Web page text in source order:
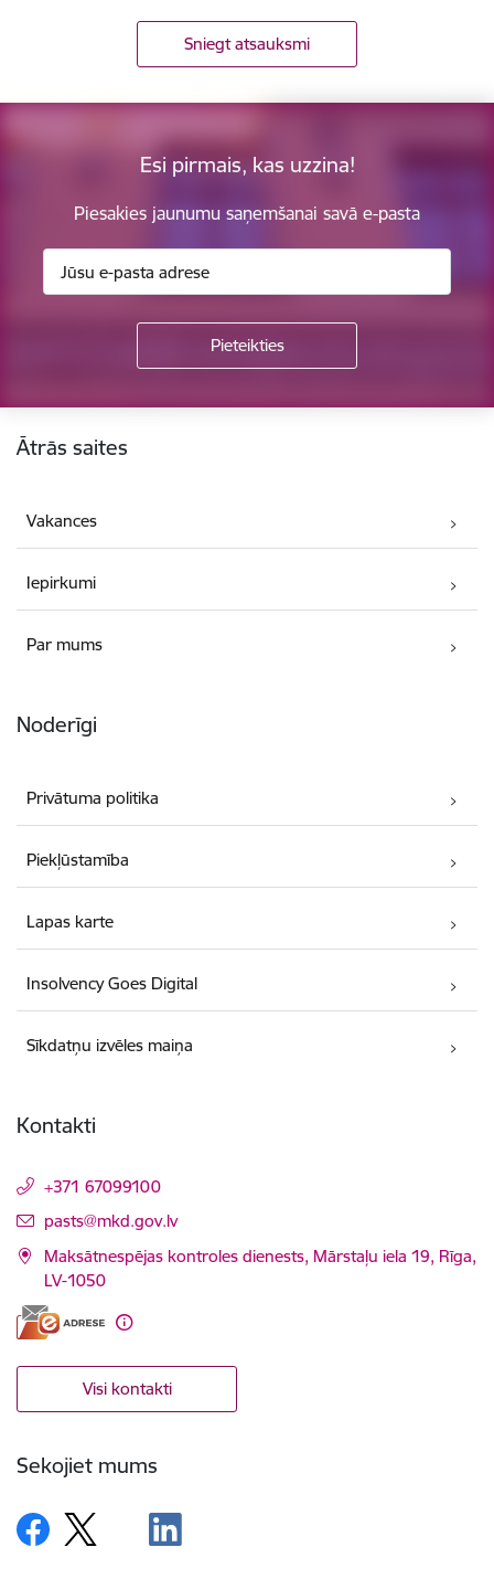
Sniegt atsauksmi
Esi pirmais, kas uzzina!
Piesakies jaunumu saņemšanai savā e-pasta
Ātrās saites
Vakances
Iepirkumi
Par mums
Noderīgi
Privātuma politika
Piekļūstamība
Lapas karte
Insolvency Goes Digital
Sīkdatņu izvēles maiņa
Kontakti
+371 67099100
E-pasts:
pasts@mkd.gov.lv
Maksātnespējas kontroles dienests, Mārstaļu iela 19, Rīga,
LV-1050
Visi kontakti
Sekojiet mums